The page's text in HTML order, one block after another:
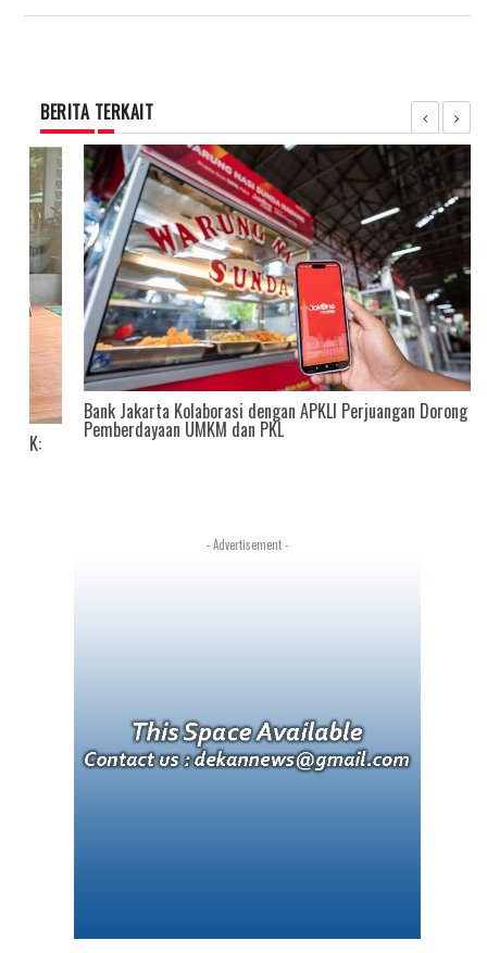
BERITA TERKAIT
Bank Jakarta Kolaborasi dengan APKLI Perjuangan Dorong
Pemberdayaan UMKM dan PKL
- Advertisement -